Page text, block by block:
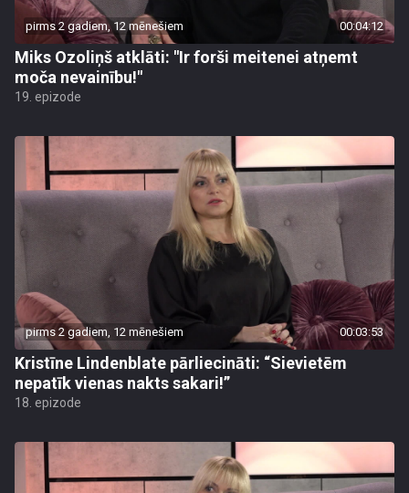
pirms 2 gadiem, 12 mēnešiem 00:04:12
Miks Ozoliņš atklāti: "Ir forši meitenei atņemt
moča nevainību!"
19. epizode
pirms 2 gadiem, 12 mēnešiem 00:03:53
Kristīne Lindenblate pārliecināti: “Sievietēm
nepatīk vienas nakts sakari!”
18. epizode